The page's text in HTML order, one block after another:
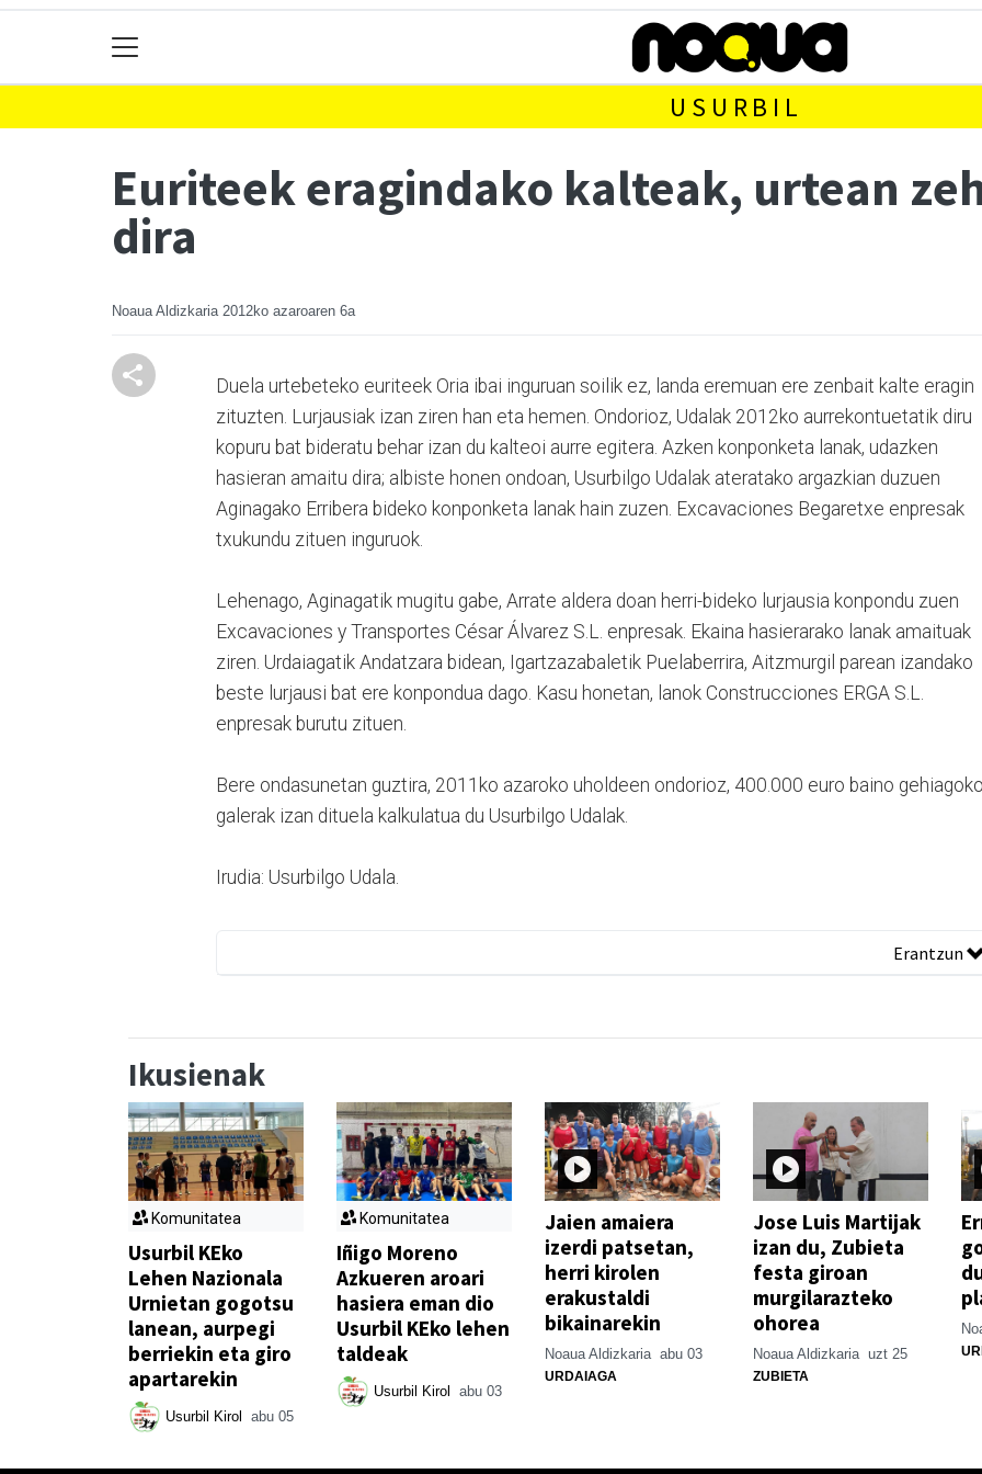
USURBIL
Euriteek eragindako kalteak, urtean
dira
Noaua Aldizkaria 2012ko azaroaren 6a
Duela urtebeteko euriteek Oria ibai inguruan soilik ez, landa eremuan ere zenbait kalte eragin
zituzten. Lurjausiak izan ziren han eta hemen. Ondorioz, Udalak 2012ko aurrekontuetatik diru
kopuru bat bideratu behar izan du kalteoi aurre egitera. Azken konponketa lanak, udazken
hasieran amaitu dira; albiste honen ondoan, Usurbilgo Udalak ateratako argazkian duzuen
Aginagako Erribera bideko konponketa lanak hain zuzen. Excavaciones Begaretxe enpresak
txukundu zituen inguruok.
Lehenago, Aginagatik mugitu gabe, Arrate aldera doan herri-bideko lurjausia konpondu zuen
Excavaciones y Transportes César Álvarez S.L. enpresak. Ekaina hasierarako lanak amaituak
ziren. Urdaiagatik Andatzara bidean, Igartzazabaletik Puelaberrira, Aitzmurgil parean izandako
beste lurjausi bat ere konpondua dago. Kasu honetan, lanok Construcciones ERGA S.L.
enpresak burutu zituen.
Bere ondasunetan guztira, 2011ko azaroko uholdeen ondorioz, 400.000 euro baino
galerak izan dituela kalkulatua du Usurbilgo Udalak.
Irudia: Usurbilgo Udala.
Erantzun
Ikusienak
Komunitatea
Usurbil KEko
Lehen Nazionala
Urnietan gogotsu
lanean, aurpegi
berriekin eta giro
apartarekin
Usurbil Kirol abu 05
Komunitatea
Iñigo Moreno
Azkueren aroari
hasiera eman dio
Usurbil KEko lehen
taldeak
Usurbil Kirol abu 03
Jaien amaiera
izerdi patsetan,
herri kirolen
erakustaldi
bikainarekin
Noaua Aldizkaria abu 03
URDAIAGA
Jose Luis Martijak
izan du, Zubieta
festa giroan
murgilarazteko
ohorea
Noaua Aldizkaria uzt 25
ZUBIETA